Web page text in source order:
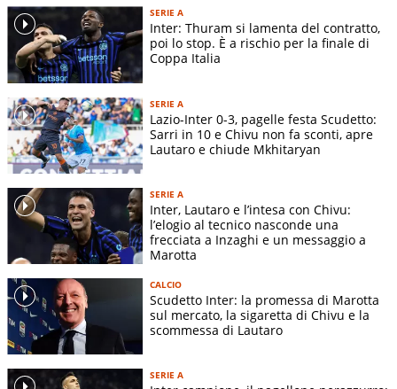
SERIE A
Inter: Thuram si lamenta del contratto,
poi lo stop. È a rischio per la finale di
Coppa Italia
SERIE A
Lazio-Inter 0-3, pagelle festa Scudetto:
Sarri in 10 e Chivu non fa sconti, apre
Lautaro e chiude Mkhitaryan
SERIE A
Inter, Lautaro e l’intesa con Chivu:
l’elogio al tecnico nasconde una
frecciata a Inzaghi e un messaggio a
Marotta
CALCIO
Scudetto Inter: la promessa di Marotta
sul mercato, la sigaretta di Chivu e la
scommessa di Lautaro
SERIE A